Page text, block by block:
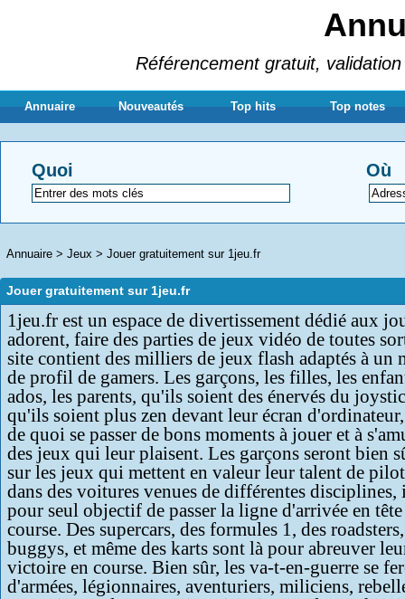
Référencement gratuit,
Annuaire Nouveautés Top hits Top notes
Quoi Où
Annuaire > Jeux > Jouer gratuitement sur 1jeu.fr
Jouer gratuitement sur 1jeu.fr
1jeu.fr est un espace de divertissement dédié aux
adorent, faire des parties de jeux vidéo de toutes
site contient des milliers de jeux flash adaptés à un
de profil de gamers. Les garçons, les filles, les
ados, les parents, qu'ils soient des énervés du
qu'ils soient plus zen devant leur écran
de quoi se passer de bons moments à jouer et à
des jeux qui leur plaisent. Les garçons seront bien
sur les jeux qui mettent en valeur leur talent de
dans des voitures venues de différentes disciplines,
pour seul objectif de passer la ligne d'arrivée en
course. Des supercars, des formules 1, des
buggys, et même des karts sont là pour abreuver
victoire en course. Bien sûr, les va-t-en-guerre se
d'armées, légionnaires, aventuriers, miliciens,